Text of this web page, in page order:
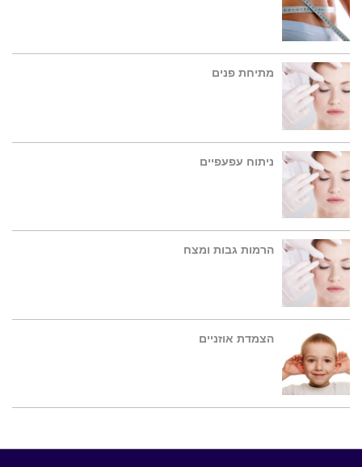
מתיחת פנים
ניתוח עפעפיים
הרמות גבות ומצח
הצמדת אוזניים